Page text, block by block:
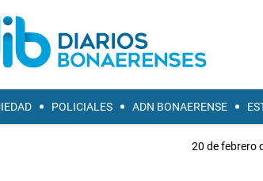
POLICIALES ADN BONAERENSE
20 de febrero